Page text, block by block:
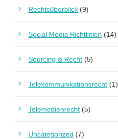
Rechtsüberblick (9)
Social Media Richtlinien (14)
Sourcing & Recht (5)
Telekommunikationsrecht (1)
Telemedienrecht (5)
Uncategorized (7)